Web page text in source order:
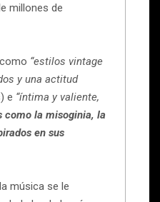
millones de
“estilos vintage
y una actitud
e “íntima y valiente,
como la misoginia, la
en sus
música se le